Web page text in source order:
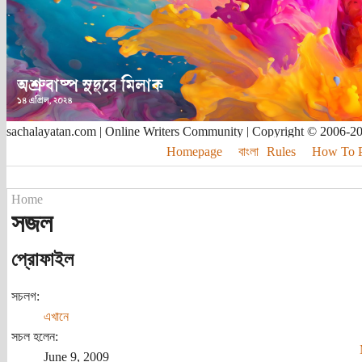
sachalayatan.com | Online Writers Community | Copyright © 2006-
Homepage
বাংলা Rules How To
Home
সজল
প্রোফাইল
সচলগ:
এখানে
সচল হলেন:
June 9, 2009